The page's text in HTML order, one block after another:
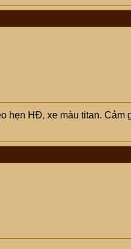
hẹn HĐ, xe màu titan. Cảm